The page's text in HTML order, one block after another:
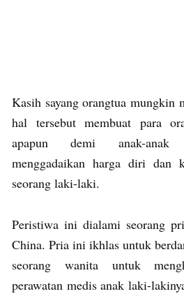
Kasih sayang orangtua mungkin
hal tersebut membuat para
apapun demi anak-anak
menggadaikan harga diri dan
seorang laki-laki.
Peristiwa ini dialami seorang
China. Pria ini ikhlas untuk
seorang wanita untuk
perawatan medis anak laki-